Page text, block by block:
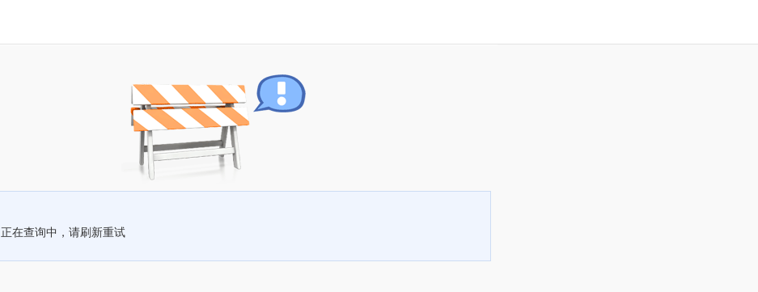
正在查询中，请刷新重试